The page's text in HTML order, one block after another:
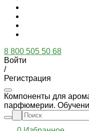
8 800 505 50 68
Войти
/
Регистрация
Компоненты для
парфюмерии.